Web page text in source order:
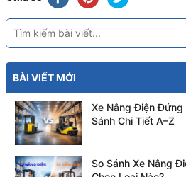
BÀI VIẾT MỚI
Xe Nâng Điện Đứng
Sánh Chi Tiết A–Z
So Sánh Xe Nâng